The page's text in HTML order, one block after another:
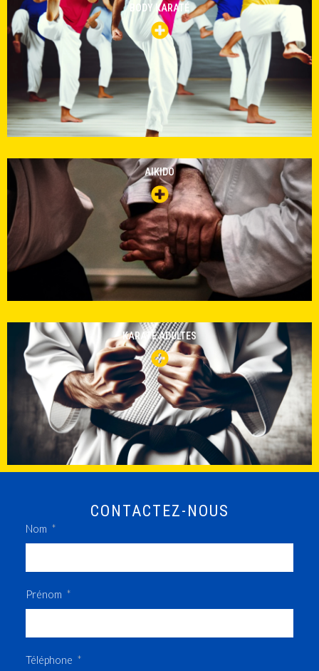
BODY KARATÉ
AIKIDO
KARATÉ ADULTES
CONTACTEZ-NOUS
Nom
Prénom
Téléphone